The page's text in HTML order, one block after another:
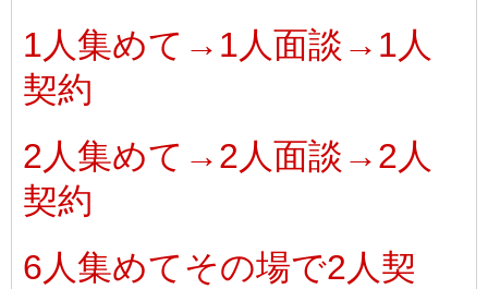
1人集めて→1人面談→1人
契約
2人集めて→2人面談→2人
契約
6人集めてその場で2人契